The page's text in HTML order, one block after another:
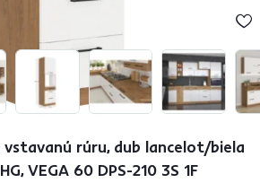
vstavanú rúru, dub lancelot/biela
VEGA 60 DPS-210 3S 1F